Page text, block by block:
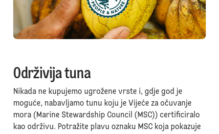
Održivija tuna
Nikada ne kupujemo ugrožene vrste i, gdje god je
moguće, nabavljamo tunu koju je Vijeće za očuvanje
mora (Marine Stewardship Council (MSC)) certificiralo
kao održivu. Potražite plavu oznaku MSC koja pokazuje